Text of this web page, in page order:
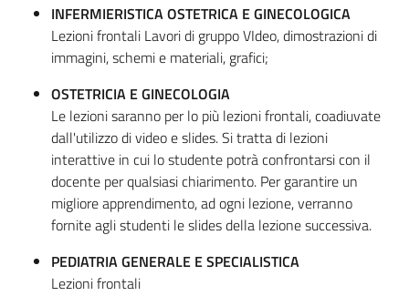
INFERMIERISTICA OSTETRICA E GINECOLOGICA
Lezioni frontali Lavori di gruppo VIdeo, dimostrazioni di
immagini, schemi e materiali, grafici;
OSTETRICIA E GINECOLOGIA
Le lezioni saranno per lo più lezioni frontali, coadiuvate
dall'utilizzo di video e slides. Si tratta di lezioni
interattive in cui lo studente potrà confrontarsi con il
docente per qualsiasi chiarimento. Per garantire un
migliore apprendimento, ad ogni lezione, verranno
fornite agli studenti le slides della lezione successiva.
PEDIATRIA GENERALE E SPECIALISTICA
Lezioni frontali